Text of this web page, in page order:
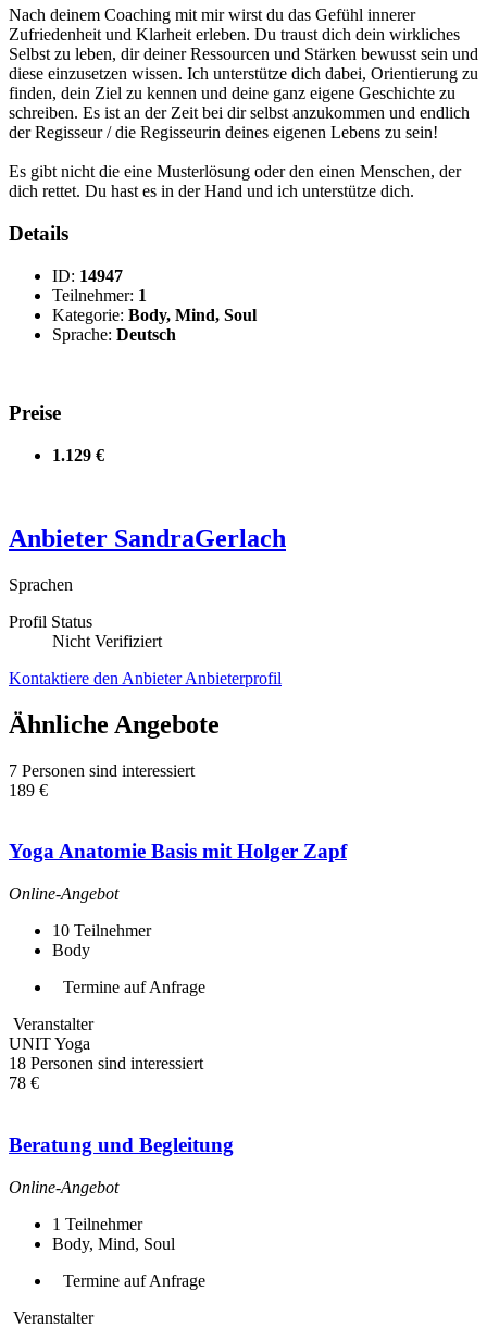
Nach deinem Coaching mit mir wirst du das Gefühl innerer
Zufriedenheit und Klarheit erleben. Du traust dich dein wirkliches
Selbst zu leben, dir deiner Ressourcen und Stärken bewusst sein und
diese einzusetzen wissen. Ich unterstütze dich dabei, Orientierung zu
finden, dein Ziel zu kennen und deine ganz eigene Geschichte zu
schreiben. Es ist an der Zeit bei dir selbst anzukommen und endlich
der Regisseur / die Regisseurin deines eigenen Lebens zu sein!
Es gibt nicht die eine Musterlösung oder den einen Menschen, der
dich rettet. Du hast es in der Hand und ich unterstütze dich.
Details
ID: 14947
Teilnehmer: 1
Kategorie: Body, Mind, Soul
Sprache: Deutsch
Preise
1.129 €
Anbieter SandraGerlach
Sprachen
Profil Status
Nicht Verifiziert
Kontaktiere den AnbieterAnbieterprofil
Ähnliche Angebote
7 Personen sind interessiert
189 €
Yoga Anatomie Basis mit Holger Zapf
Online-Angebot
10 Teilnehmer
Body
Termine auf Anfrage
Veranstalter
UNIT Yoga
18 Personen sind interessiert
78 €
Beratung und Begleitung
Online-Angebot
1 Teilnehmer
Body, Mind, Soul
Termine auf Anfrage
Veranstalter